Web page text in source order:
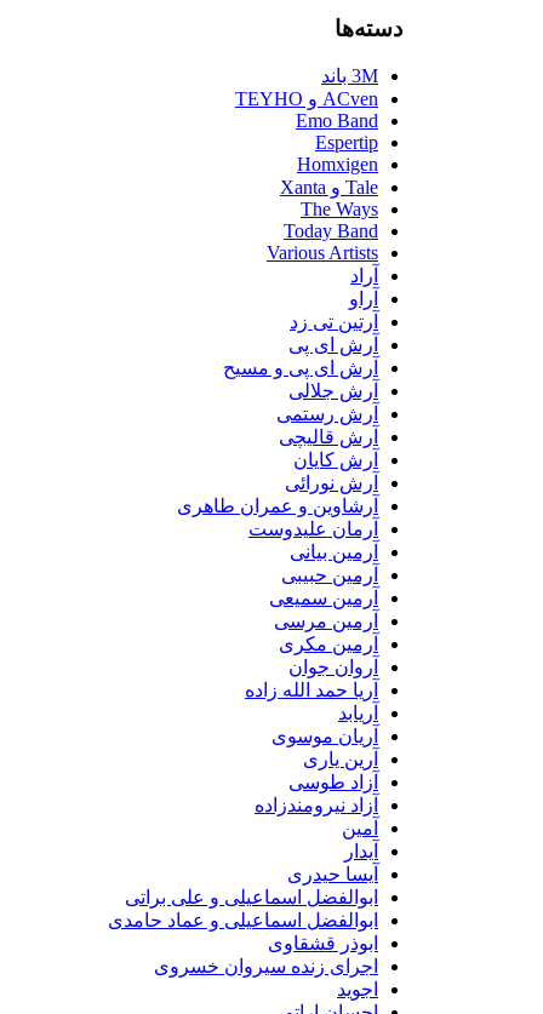
ACven و TEYHO
Emo Band
Espertip
Homxigen
The Ways
Today Band
Various Artists
آرتین تی زد
آرش ای پی
آرش ای پی و مسیح
آرش جلالی
آرش رستمی
آرش قالیچی
آرش کایان
آرش نورائی
آرشاوین و عمران طاهری
آرمان علیدوست
آرمین بیانی
آرمین حبیبی
آرمین سمیعی
آرمین مرسی
آرمین مکری
آروان جوان
آریا حمد الله زاده
آریان موسوی
آرین یاری
آزاد طوسی
آزاد نیرومندزاده
آیسا حیدری
ابوالفضل اسماعیلی و علی براتی
ابوالفضل اسماعیلی و عماد حامدی
ابوذر قشقاوی
اجرای زنده سیروان خسروی